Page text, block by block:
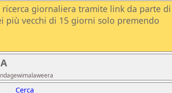
giornaliera tramite link da parte di
più vecchi di 15 giorni solo premendo
Cerca